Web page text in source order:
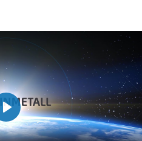
Play